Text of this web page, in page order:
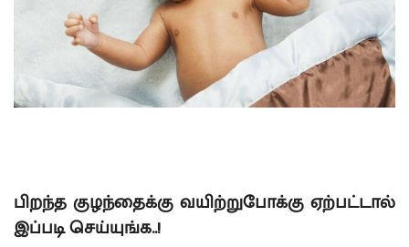
பிறந்த குழந்தைக்கு வயிற்றுபோக்கு ஏற்பட்டால்
இப்படி செய்யுங்க..!